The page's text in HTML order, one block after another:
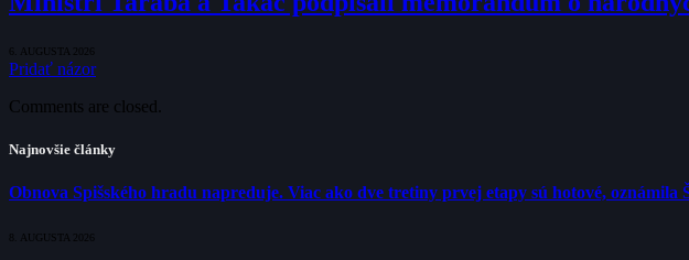
6. AUGUSTA 2026
Pridať názor
Comments are closed.
Najnovšie články
Obnova Spišského hradu napreduje. Viac ako dve tretiny prvej etapy sú hotové, oznámila
8. AUGUSTA 2026